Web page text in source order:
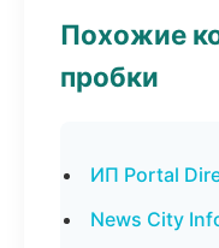
Похожие
пробки
ИП Portal
News City